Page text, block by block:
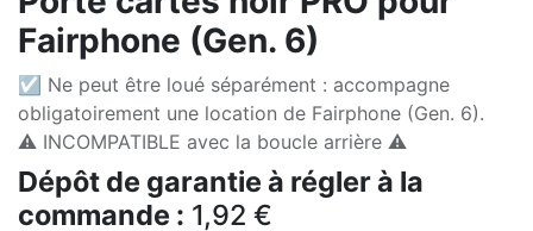
Fairphone (Gen. 6)
☑ Ne peut être loué séparément : accompagne
obligatoirement une location de Fairphone (Gen. 6).
⚠️ INCOMPATIBLE avec la boucle arrière ⚠️
Dépôt de garantie à régler à la
commande : 1,92 €